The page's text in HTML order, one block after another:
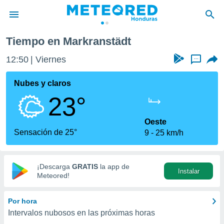
de
ha sido
calidad.
a este
las
y
digital
basada
Tiempo en Markranstädt
12:50 Viernes ...
Nubes y claros
23°
Sensación de 25°
Oeste
9
25 km/h
¡Descarga GRATIS la app de
Meteored!
Instalar
Por hora
Intervalos nubosos en las próximas horas